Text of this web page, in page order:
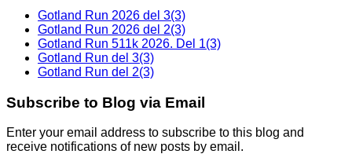
Gotland Run 2026 del 3(3)
Gotland Run 2026 del 2(3)
Gotland Run 511k 2026. Del 1(3)
Gotland Run del 3(3)
Gotland Run del 2(3)
Subscribe to Blog via Email
Enter your email address to subscribe to this blog and
receive notifications of new posts by email.